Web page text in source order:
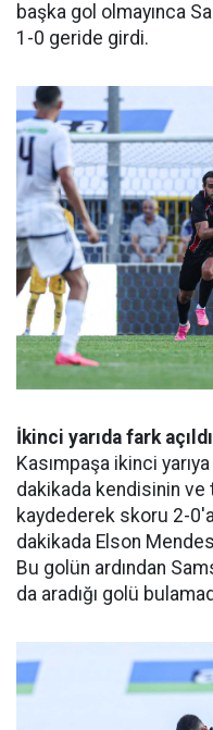
başka gol olmayınca
1-0 geride girdi.
İkinci yarıda fark açıldı
Kasımpaşa ikinci
dakikada kendisinin ve
kaydederek skoru 2-
dakikada Elson
Bu golün ardından
da aradığı golü